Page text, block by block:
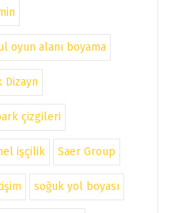
oyun alanı boyama
Dizayn
çizgileri
işçilik Saer Group
soğuk yol boyası